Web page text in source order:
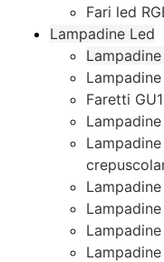
Fari led
Lampadine Led
Lampadine
Faretti
Lampadine